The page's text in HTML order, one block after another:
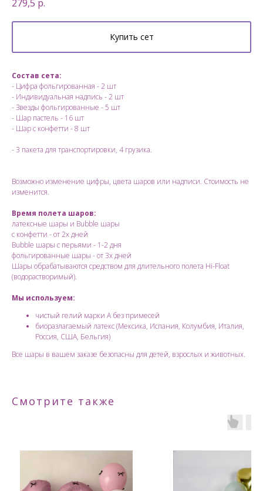
279,5 р.
Купить сет
Состав сета:
- Цифра фольгированная - 2 шт
- Индивидуальная надпись - 2 шт
- Звезды фольгированные - 5 шт
- Шар пастель - 16 шт
- Шар с конфетти - 8 шт
- 3 пакета для транспортировки, 4 грузика.
Возможно изменение цифры, цвета шаров или надписи. Стоимость не
изменится.
Время полета шаров:
латексные шары и Bubble шары
с конфетти - от 2х дней
Bubble шары с перьями - 1-2 дня
фольгированные шары - от 3х дней
Шары обрабатываются средством для длительного полета Hi-Float
(водорастворимый).
Мы используем:
чистый гелий марки А без примесей
биоразлагаемый латекс (Мексика, Испания, Колумбия, Италия,
Россия, США, Бельгия)
Все шары в вашем заказе безопасны для детей, взрослых и животных.
Смотрите также